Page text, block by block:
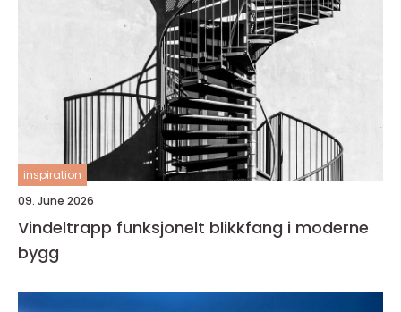
inspiration
09. June 2026
Vindeltrapp funksjonelt blikkfang i moderne
bygg